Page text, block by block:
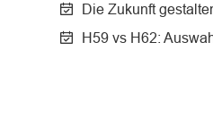
Die Zukunft
H59 vs H62: